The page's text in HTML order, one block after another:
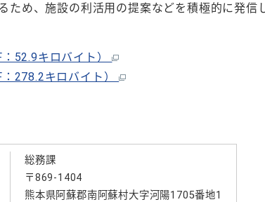
ため、施設の利活用の提案などを積極的に発信
：52.9キロバイト）
：278.2キロバイト）
総務課
〒869-1404
熊本県阿蘇郡南阿蘇村大字河陽1705番地1